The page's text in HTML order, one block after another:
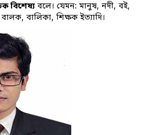
বিশেষ্য বলে। যেমন: মানুষ, নদী, বই,
বালিকা, শিক্ষক ইত্যাদি।